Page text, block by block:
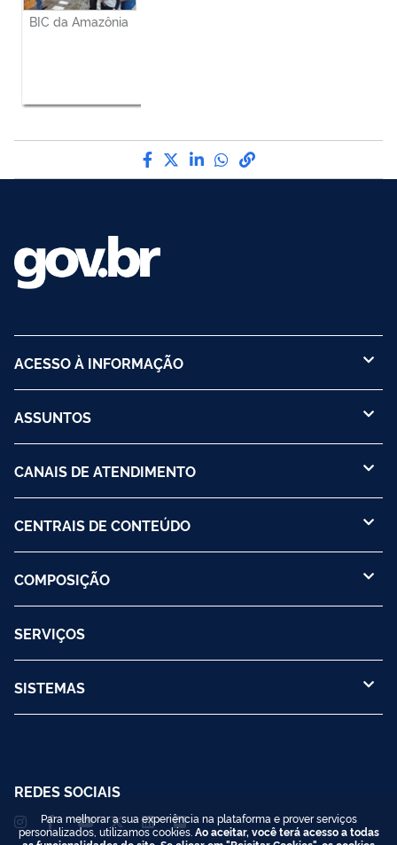
BIC da Amazônia
Compartilhe por Facebook
Compartilhe por Twitter
Compartilhe por
Compartilhe por
link para Copiar
ACESSO À INFORMAÇÃO
ASSUNTOS
CANAIS DE ATENDIMENTO
CENTRAIS DE CONTEÚDO
COMPOSIÇÃO
SERVIÇOS
SISTEMAS
REDES SOCIAIS
Para melhorar a sua experiência na plataforma e prover serviços
personalizados, utilizamos cookies. Ao aceitar, você terá acesso a todas